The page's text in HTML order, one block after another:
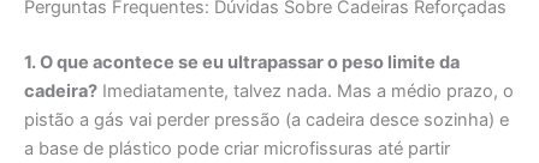
Perguntas Frequentes: Dúvidas Sobre Cadeiras Reforçadas
1. O que acontece se eu ultrapassar o peso limite da
cadeira? Imediatamente, talvez nada. Mas a médio prazo, o
pistão a gás vai perder pressão (a cadeira desce sozinha) e
a base de plástico pode criar microfissuras até partir